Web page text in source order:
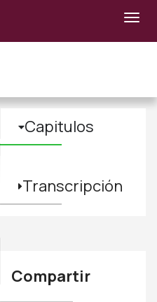
Seminario Antropología y
Capitulos
Transcripción
Compartir